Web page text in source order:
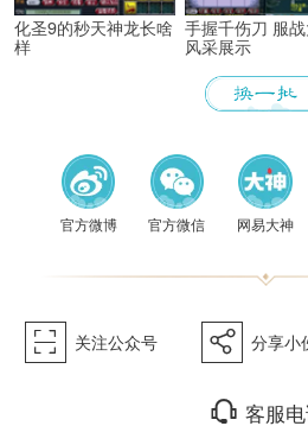
化圣9的秒天神龙长啥
样
手握千伤刀 服
风采展示
《
官方微博 官方微信 网易大神
򰀁 关注公众号 򰀂 分享小
򰀃 客服